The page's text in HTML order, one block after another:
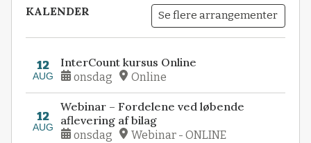
KALENDER Se flere arrangementer
12
AUG
InterCount kursus Online
onsdag Online
12
AUG
Webinar – Fordelene ved løbende
aflevering af bilag
onsdag Webinar - ONLINE